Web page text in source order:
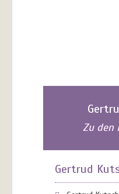
Zu den
Gertrud